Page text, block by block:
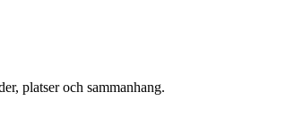
platser och sammanhang.